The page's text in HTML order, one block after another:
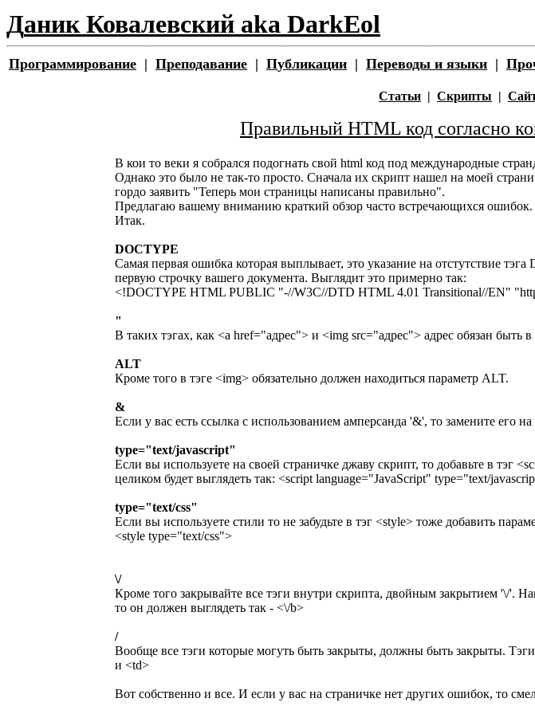
Даник Ковалевский aka DarkEol
Программирование | Преподавание | Публикации | Переводы и языки | П
Статьи | Скрипты |
Правильный HTML код согласно
В кои то веки я собрался подогнать свой html код под международные
Однако это было не так-то просто. Сначала их скрипт нашел на моей
гордо заявить "Теперь мои страницы написаны правильно".
Предлагаю вашему вниманию краткий обзор часто встречающихся ошибок.
Итак.
DOCTYPE
Самая первая ошибка которая выплывает, это указание на отстутствие
первую строчку вашего документа. Выглядит это примерно так:
<!DOCTYPE HTML PUBLIC "-//W3C//DTD HTML 4.01 Transitional//EN"
"
В таких тэгах, как <a href="адрес"> и <img src="адрес"> адрес обязан быть
ALT
Кроме того в тэге <img> обязательно должен находиться параметр ALT.
&
Если у вас есть ссылка с использованием амперсанда '&', то замените его
type="text/javascript"
Если вы используете на своей страничке джаву скрипт, то добавьте в тэг
целиком будет выглядеть так: <script language="JavaScript" type="text/
type="text/css"
Если вы используете стили то не забудьте в тэг <style> тоже добавить
<style type="text/css">
\/
Кроме того закрывайте все тэги внутри скрипта, двойным закрытием '\/'.
то он должен выглядеть так - <\/b>
/
Вообще все тэги которые могуть быть закрыты, должны быть закрыты.
и <td>
Вот собственно и все. И если у вас на страничке нет других ошибок, то